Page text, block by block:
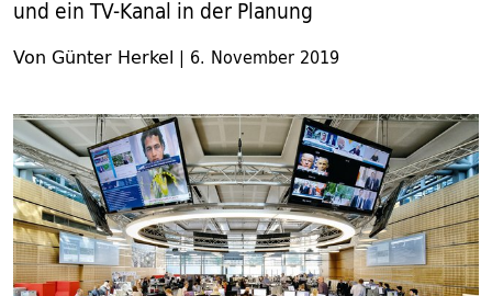
und ein TV-Kanal in der Planung
Von Günter Herkel | 6. November 2019